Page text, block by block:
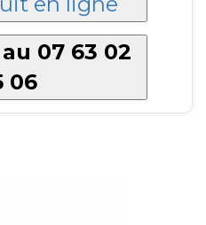
07 63 02
06